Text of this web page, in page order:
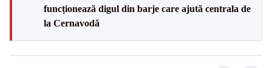
funcționează digul din barje care ajută centrala de
la Cernavodă